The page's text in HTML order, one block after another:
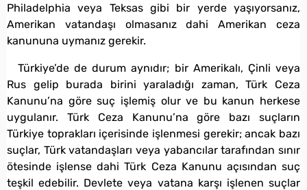
Philadelphia veya Teksas gibi bir yerde yaşıyorsanız,
Amerikan vatandaşı olmasanız dahi Amerikan ceza
kanununa uymanız gerekir.
Türkiye’de de durum aynıdır; bir Amerikalı, Çinli veya
Rus gelip burada birini yaraladığı zaman, Türk Ceza
Kanunu’na göre suç işlemiş olur ve bu kanun herkese
uygulanır. Türk Ceza Kanunu’na göre bazı suçların
Türkiye toprakları içerisinde işlenmesi gerekir; ancak bazı
suçlar, Türk vatandaşları veya yabancılar tarafından sınır
ötesinde işlense dahi Türk Ceza Kanunu açısından suç
teşkil edebilir. Devlete veya vatana karşı işlenen suçlar